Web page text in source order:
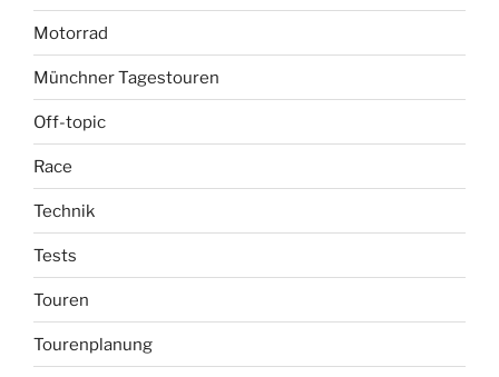
Motorrad
Münchner Tagestouren
Off-topic
Race
Technik
Tests
Touren
Tourenplanung